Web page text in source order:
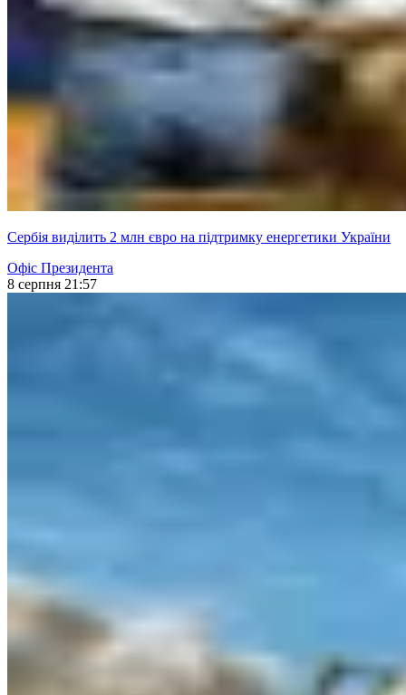
Сербія виділить 2 млн євро на підтримку енергетики України
Офіс Президента
8 серпня 21:57